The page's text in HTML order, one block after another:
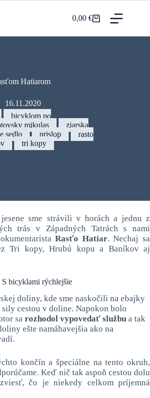
Nákupný
0,00€
Hatiarom
16.11.2020
bicyklom po
mikulas
ziarska
sedlo prislop
rasto
tri kopy
sme strávili v horách a jednu z
trás v Západných Tatrách s nami
Rasťo Hatiar. Nechaj sa
Tri kopy, Hrubú kopu a Baníkov aj
S bicyklami rýchlejšie
doliny, kde sme naskočili na ebajky
sily cestou v doline. Napokon bolo
sa rozhodol vypovedať službu a tak
ešte namáhavejšia ako na
končín a špeciálne na tento okruh,
Keď nič tak aspoň cestou dolu
čo je niekedy celkom príjemná